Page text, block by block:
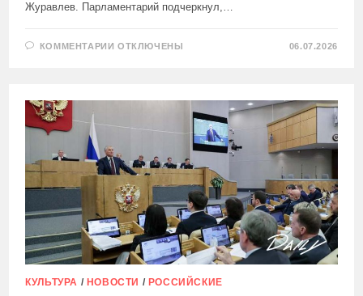
Журавлев. Парламентарий подчеркнул,…
КОММЕНТАРИИ К
ОТРЕЗВИТЬ
ПО
ПРЕДПРИЯТИЯМ
ВПК
ОТКЛЮЧЕНЫ 06.07.2026
КУЛЬТУРА / НОВОСТИ / РОССИЙСКИЕ